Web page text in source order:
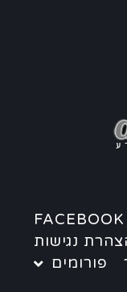
FACEBOOK
נגישות
פורומים